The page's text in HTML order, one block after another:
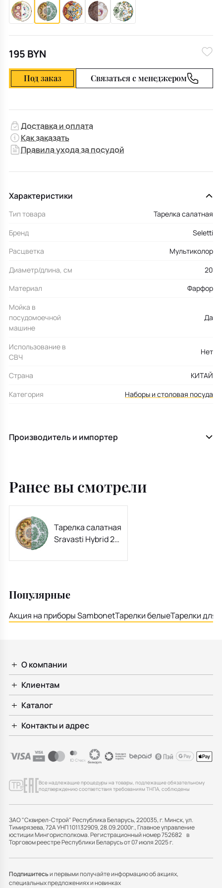
195 BYN
Под заказ Связаться с менеджером
Доставка и оплата
Как заказать
Правила ухода за посудой
Характеристики
Тип товара
Тарелка салатная
Бренд
Seletti
Расцветка
Мультиколор
Диаметр/длина, см
20
Материал
Фарфор
Мойка в
посудомоечной
машине
Да
Использование в
СВЧ
Нет
Страна
КИТАЙ
Категория
Наборы и столовая посуда
Производитель и импортер
Ранее вы смотрели
Тарелка салатная
Sravasti Hybrid 20
Популярные
Акция на приборы SambonetТарелки белыеТарелки для
О компании
Клиентам
Каталог
Контакты и адрес
Все надлежащие процедуры на товары, подлежащие обязательному
подтверждению соответствия требованиям ТНПА, соблюдены
ЗАО "Сквирел-Строй" Республика Беларусь, 220035, г. Минск, ул.
Тимирязева, 72А УНП 101132909, 28.09.2000г., Главное управление
юстиции Мингорисполкома. Регистрационный номер 752682 в
Торговом реестре Республики Беларусь от 07 июля 2025 г.
Подпишитесьи первыми получайте информацию об акциях,
специальных предложениях и новинках